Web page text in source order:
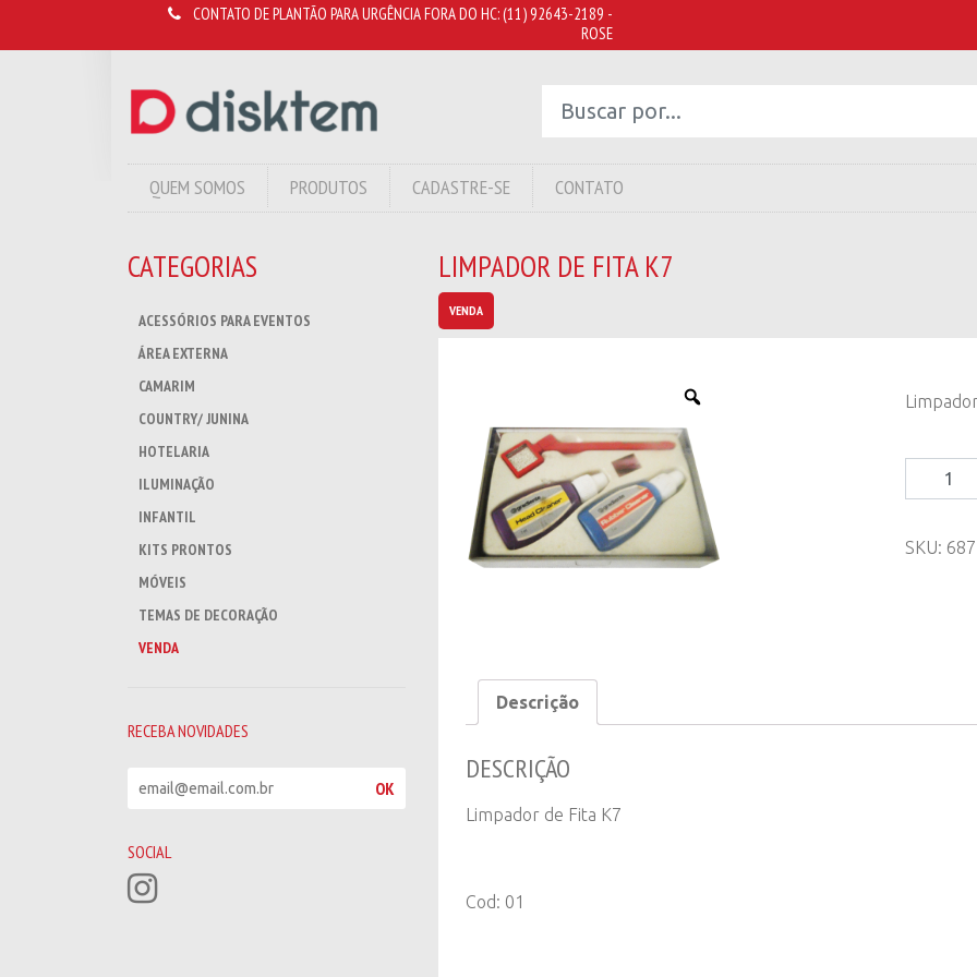
CONTATO DE PLANTÃO PARA URGÊNCIA FORA DO HC:(11) 92643-2189 -
ROSE
QUEM SOMOS PRODUTOS CADASTRE-SE CONTATO
CATEGORIAS
ACESSÓRIOS PARA EVENTOS
ÁREA EXTERNA
CAMARIM
COUNTRY/ JUNINA
HOTELARIA
ILUMINAÇÃO
INFANTIL
KITS PRONTOS
MÓVEIS
TEMAS DE DECORAÇÃO
VENDA
RECEBA NOVIDADES
e
b
a
n
OK
SOCIAL
LIMPADOR DE FITA K7
VENDA
Limpador
de
K7
SKU:
Descrição
DESCRIÇÃO
Limpador de Fita K7
Cod: 01